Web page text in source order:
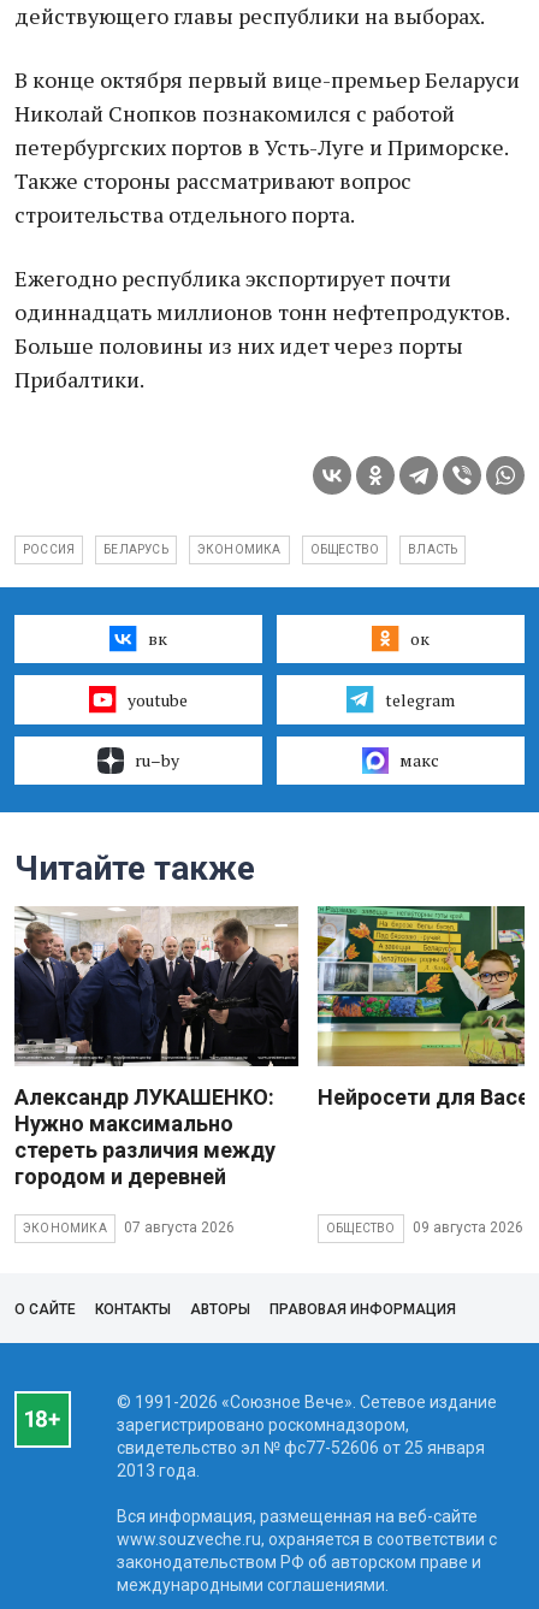
действующего главы республики на выборах.
В конце октября первый вице-премьер Беларуси
Николай Снопков познакомился с работой
петербургских портов в Усть-Луге и Приморске.
Также стороны рассматривают вопрос
строительства отдельного порта.
Ежегодно республика экспортирует почти
одиннадцать миллионов тонн нефтепродуктов.
Больше половины из них идет через порты
Прибалтики.
РОССИЯ БЕЛАРУСЬ ЭКОНОМИКА ОБЩЕСТВО ВЛАСТЬ
вк ок
youtube telegram
ru–by макс
Читайте также
Александр ЛУКАШЕНКО:
Нужно максимально
стереть различия между
городом и деревней
ЭКОНОМИКА 07 августа 2026
Нейросети для
ОБЩЕСТВО 09 августа 2026
О САЙТЕ КОНТАКТЫ АВТОРЫ ПРАВОВАЯ ИНФОРМАЦИЯ
© 1991-2026 «Союзное Вече». Сетевое издание
зарегистрировано роскомнадзором,
свидетельство эл № фc77-52606 от 25 января
2013 года.
Вся информация, размещенная на веб-сайте
www.souzveche.ru, охраняется в соответствии с
законодательством РФ об авторском праве и
международными соглашениями.